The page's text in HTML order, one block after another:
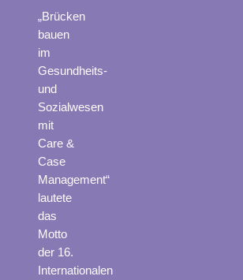
„Brücken
bauen
im
Gesundheits-
und
Sozialwesen
mit
Care &
Case
Management“
lautete
das
Motto
der 16.
Internationalen